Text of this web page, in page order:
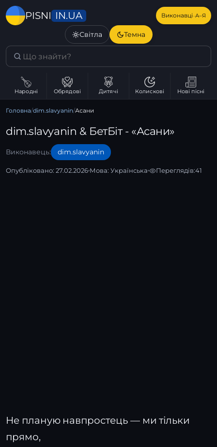
PISNI IN.UA Виконавці·А–Я
Світла Темна
Народні Обрядові Дитячі Колискові Нові пісні
Головна/dim.slavyanin/Асани
dim.slavyanin & БетБіт - «Асани»
Виконавець: dim.slavyanin
Опубліковано: 27.02.2026 Мова: Українська Переглядів:41
Не планую навпростець — ми тільки
прямо,